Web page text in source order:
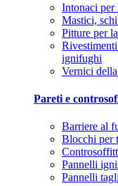
Intonaci per
Mastici,
Pitture per
ignifughi
Vernici
Pareti e
Barriere al
Blocchi per
Pannelli
Pannelli